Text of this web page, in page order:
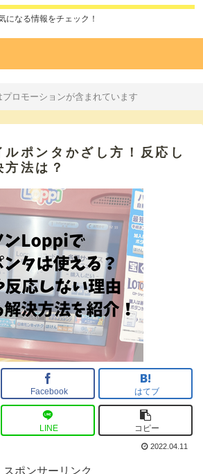
になる情報をチェック！
プロモーションが含まれています
ルポンタかざし方！反応し
法は？
Facebook はてブ
LINE コピー
2022.04.11
スポンサーリンク